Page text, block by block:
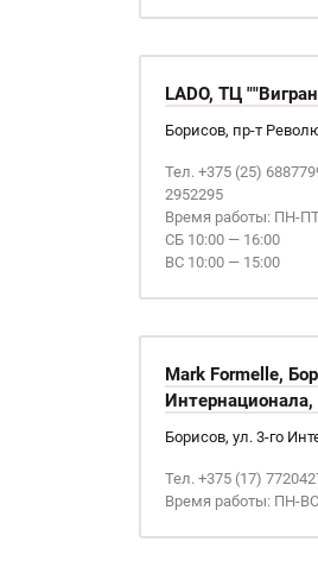
LADO, ТЦ
Борисов, пр-т
Тел. +375 (25)
2952295
Время работы: ПН-
СБ 10:00 — 16:00
ВС 10:00 — 15:00
Mark Formelle,
Интернационала,
Борисов, ул. 3-го
Тел. +375 (17)
Время работы: ПН-